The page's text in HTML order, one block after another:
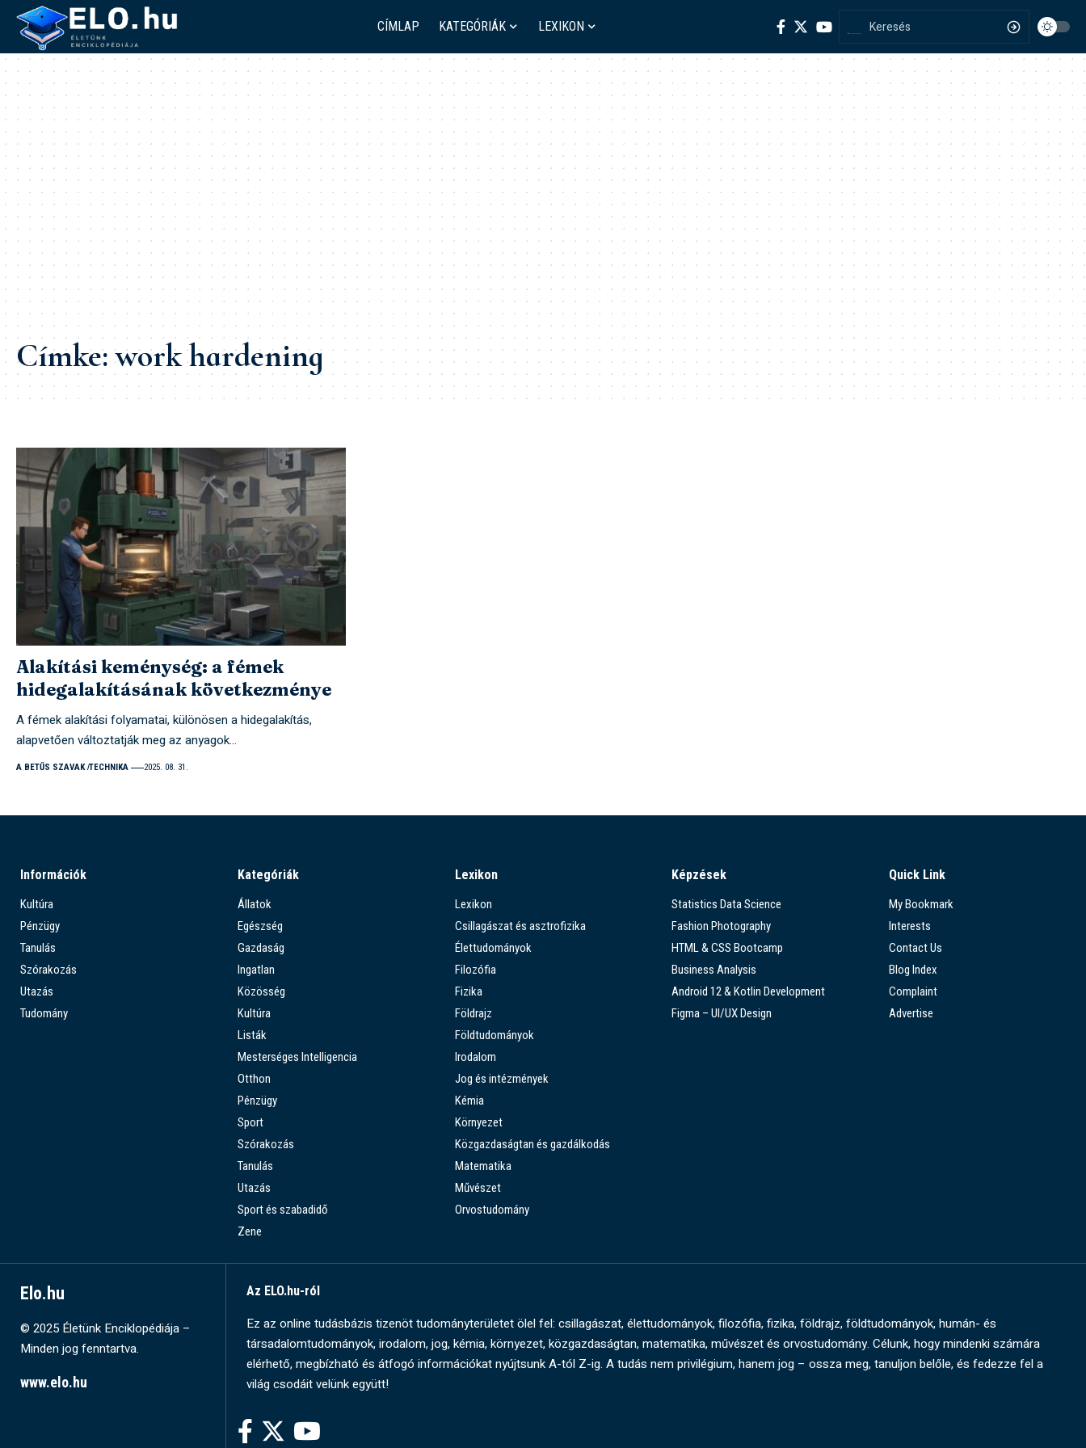
CÍMLAP KATEGÓRIÁK LEXIKON
Címke:work hardening
Alakítási keménység: a fémek
hidegalakításának következménye
A fémek alakítási folyamatai, különösen a hidegalakítás,
alapvetően változtatják meg az anyagok…
A BETŰS SZAVAK TECHNIKA 2025. 08. 31.
Információk
Kultúra
Pénzügy
Tanulás
Szórakozás
Utazás
Tudomány
Kategóriák
Állatok
Egészség
Gazdaság
Ingatlan
Közösség
Kultúra
Listák
Mesterséges Intelligencia
Otthon
Pénzügy
Sport
Szórakozás
Tanulás
Utazás
Sport és szabadidő
Zene
Lexikon
Lexikon
Csillagászat és asztrofizika
Élettudományok
Filozófia
Fizika
Földrajz
Földtudományok
Irodalom
Jog és intézmények
Kémia
Környezet
Közgazdaságtan és gazdálkodás
Matematika
Művészet
Orvostudomány
Képzések
Statistics Data Science
Fashion Photography
HTML & CSS Bootcamp
Business Analysis
Android 12 & Kotlin Development
Figma – UI/UX Design
Quick Link
My Bookmark
Interests
Contact Us
Blog Index
Complaint
Advertise
Elo.hu
© 2025 Életünk Enciklopédiája –
Minden jog fenntartva.
www.elo.hu
Az ELO.hu-ról
Ez az online tudásbázis tizenöt tudományterületet ölel fel: csillagászat, élettudományok, filozófia, fizika, földrajz, földtudományok, humán- és
társadalomtudományok, irodalom, jog, kémia, környezet, közgazdaságtan, matematika, művészet és orvostudomány. Célunk, hogy mindenki számára
elérhető, megbízható és átfogó információkat nyújtsunk A-tól Z-ig. A tudás nem privilégium, hanem jog – ossza meg, tanuljon belőle, és fedezze fel a
világ csodáit velünk együtt!